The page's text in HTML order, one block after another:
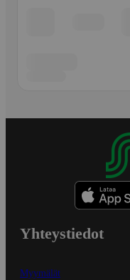
Yhteystiedot
Myymälät